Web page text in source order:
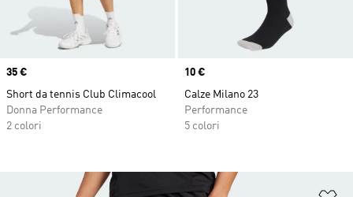
Price
35 €
Short da tennis Club Climacool
Donna Performance
2 colori
Price
10 €
Calze Milano 23
Performance
5 colori